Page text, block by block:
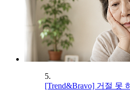
5.
[Trend&Bravo] 거절 못